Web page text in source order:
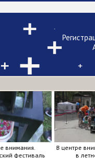
Чужой
Напомнить
внимания.
фестиваль
В центре
в